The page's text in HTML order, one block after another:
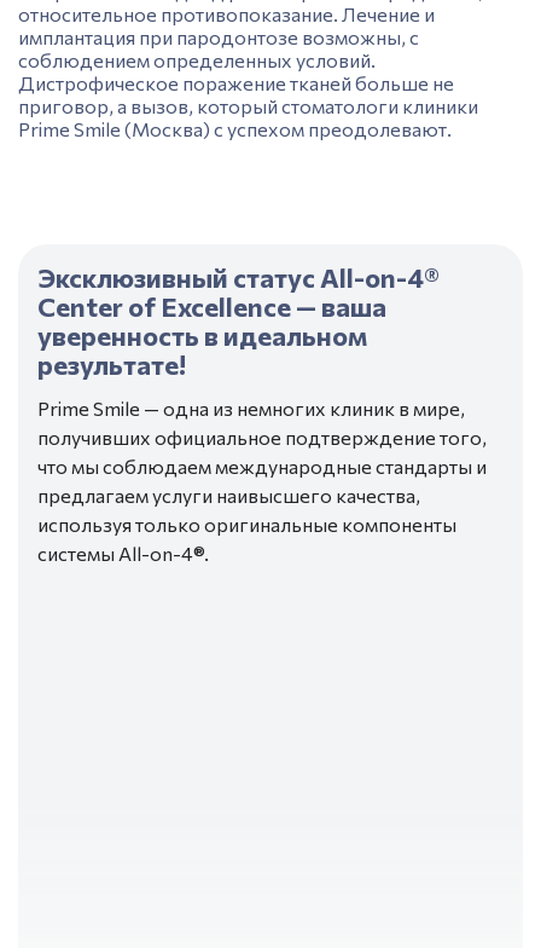
относительное противопоказание. Лечение и
имплантация при пародонтозе возможны, с
соблюдением определенных условий.
Дистрофическое поражение тканей больше не
приговор, а вызов, который стоматологи клиники
Prime Smile (Москва) с успехом преодолевают.
Эксклюзивный статус All-on-4®
Center of Excellence — ваша
уверенность в идеальном
результате!
Prime Smile — одна из немногих клиник в мире,
получивших официальное подтверждение того,
что мы соблюдаем международные стандарты и
предлагаем услуги наивысшего качества,
используя только оригинальные компоненты
системы All-on-4®.